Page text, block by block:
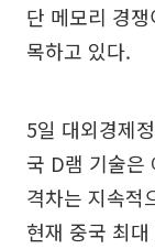
단 메모리 경
목하고 있다.
5일 대외경제
국 D램 기술은
격차는 지속적
현재 중국 최